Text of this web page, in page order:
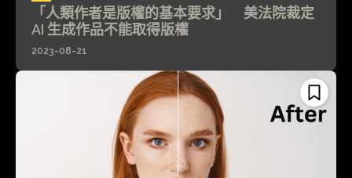
「人類作者是版權的基本要求」 美法院裁定
AI 生成作品不能取得版權
2023-08-21